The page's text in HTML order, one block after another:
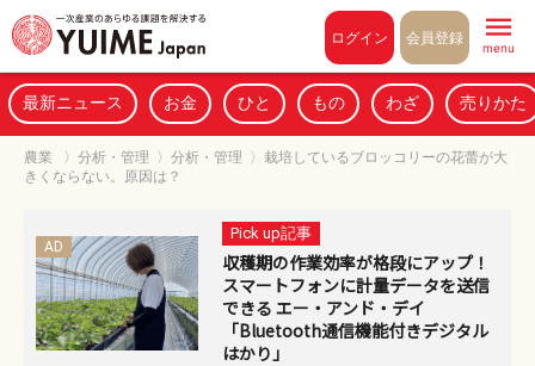
ログイン 会員登録
menu
最新ニュース お金 ひと もの わざ 売りかた
農業 〉 分析・管理 〉 分析・管理 〉 栽培しているブロッコリーの花蕾が大
きくならない。原因は？
AD
Pick up記事
収穫期の作業効率が格段にアップ！
スマートフォンに計量データを送信
できる エー・アンド・デイ
「Bluetooth通信機能付きデジタル
はかり」